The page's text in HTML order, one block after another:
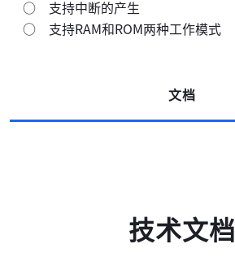
高云搜索引擎
○ 支持中断的产生
○ 支持RAM和ROM两种工作模式
文档
技术文档